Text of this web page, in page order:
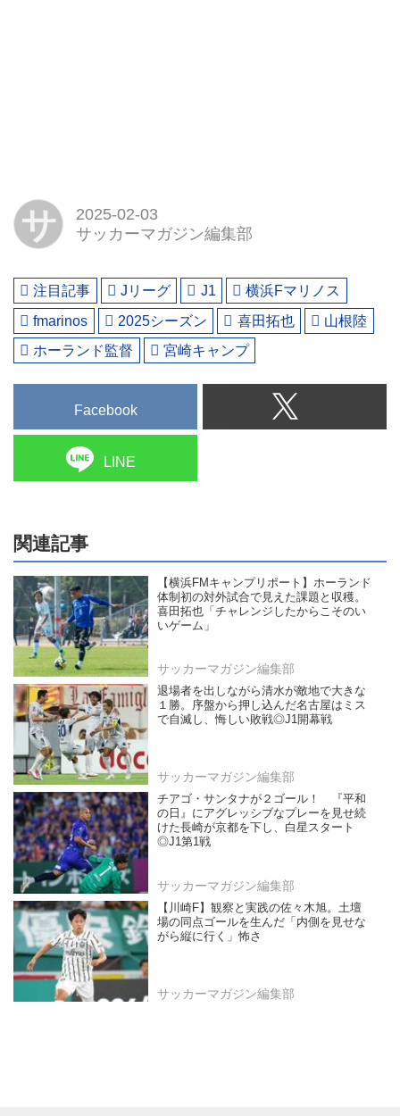
サ
2025-02-03
サッカーマガジン編集部
注目記事 Jリーグ J1
横浜Fマリノス
fmarinos
2025シーズン 喜田拓也
山根陸
ホーランド監督
宮崎キャンプ
Facebook
LINE
関連記事
【横浜FMキャンプリポート】ホーランド
体制初の対外試合で見えた課題と収穫。
喜田拓也「チャレンジしたからこそのい
いゲーム」
サッカーマガジン編集部
退場者を出しながら清水が敵地で大きな
１勝。序盤から押し込んだ名古屋はミス
で自滅し、悔しい敗戦◎J1開幕戦
サッカーマガジン編集部
チアゴ・サンタナが２ゴール！ 『平和
の日』にアグレッシブなプレーを見せ続
けた長崎が京都を下し、白星スタート
◎J1第1戦
サッカーマガジン編集部
【川崎F】観察と実践の佐々木旭。土壇
場の同点ゴールを生んだ「内側を見せな
がら縦に行く」怖さ
サッカーマガジン編集部